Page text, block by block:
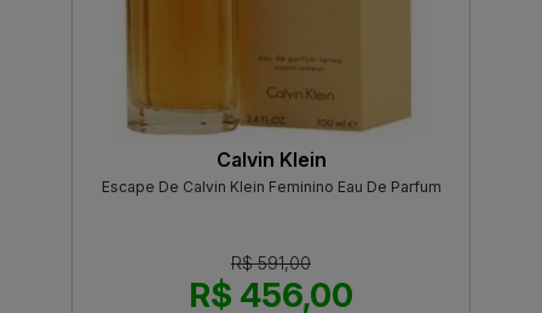
Calvin Klein
Escape De Calvin Klein Feminino Eau De Parfum
R$ 591,00
R$ 456,00